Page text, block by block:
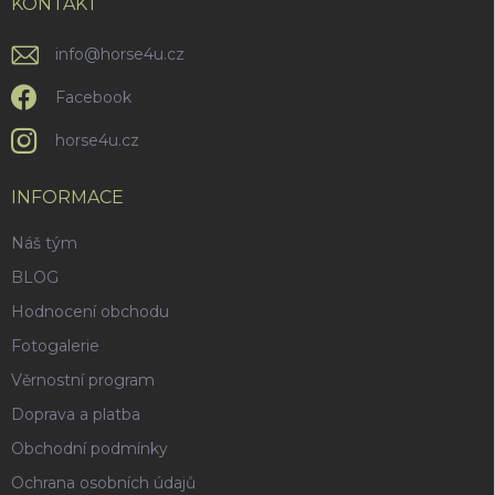
info@horse4u.cz
Facebook
horse4u.cz
INFORMACE
Náš tým
BLOG
Hodnocení obchodu
Fotogalerie
Věrnostní program
Doprava a platba
Obchodní podmínky
Ochrana osobních údajů